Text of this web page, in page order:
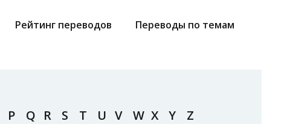
Рейтинг переводов Переводы по темам
P Q R S T U V W X Y Z